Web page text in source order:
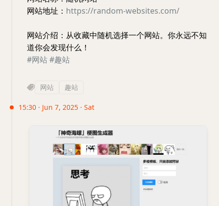
网站地址： https://random-websites.com/
网站介绍：从收藏中随机选择一个网站。你永远不知
道你会发现什么！
#网站#趣站
网站 趣站
15:30 · Jun 7, 2025 · Sat